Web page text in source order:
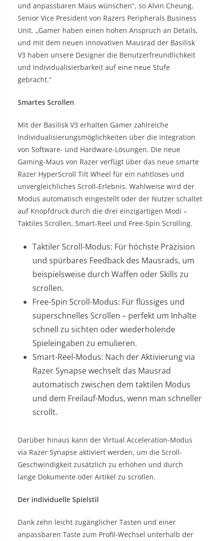
und anpassbaren Maus wünschen“, so Alvin Cheung,
Senior Vice President von Razers Peripherals Business
Unit. „Gamer haben einen hohen Anspruch an Details,
und mit dem neuen innovativen Mausrad der Basilisk
V3 haben unsere Designer die Benutzerfreundlichkeit
und Individualisierbarkeit auf eine neue Stufe
gebracht.“
Smartes Scrollen
Mit der Basilisk V3 erhalten Gamer zahlreiche
Individualisierungsmöglichkeiten über die Integration
von Software- und Hardware-Lösungen. Die neue
Gaming-Maus von Razer verfügt über das neue smarte
Razer HyperScroll Tilt Wheel für ein nahtloses und
unvergleichliches Scroll-Erlebnis. Wahlweise wird der
Modus automatisch eingestellt oder der Nutzer schaltet
auf Knopfdruck durch die drei einzigartigen Modi –
Taktiles Scrollen, Smart-Reel und Free-Spin Scrolling.
Taktiler Scroll-Modus: Für höchste Präzision
und spürbares Feedback des Mausrads, um
beispielsweise durch Waffen oder Skills zu
scrollen.
Free-Spin Scroll-Modus: Für flüssiges und
superschnelles Scrollen – perfekt um Inhalte
schnell zu sichten oder wiederholende
Spieleingaben zu emulieren.
Smart-Reel-Modus: Nach der Aktivierung via
Razer Synapse wechselt das Mausrad
automatisch zwischen dem taktilen Modus
und dem Freilauf-Modus, wenn man schneller
scrollt.
Darüber hinaus kann der Virtual Acceleration-Modus
via Razer Synapse aktiviert werden, um die Scroll-
Geschwindigkeit zusätzlich zu erhöhen und durch
lange Dokumente oder Artikel zu scrollen.
Der individuelle Spielstil
Dank zehn leicht zugänglicher Tasten und einer
anpassbaren Taste zum Profil-Wechsel unterhalb der